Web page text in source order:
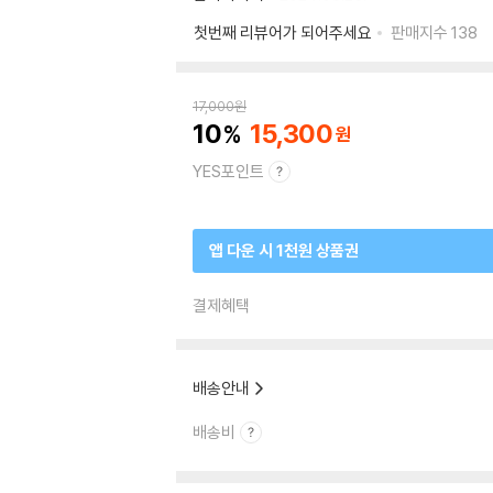
첫번째 리뷰어가 되어주세요
판매지수 138
17,000원
10 15,300
YES포인트
앱 다운 시 1천원 상품권
결제혜택
배송안내
배송비